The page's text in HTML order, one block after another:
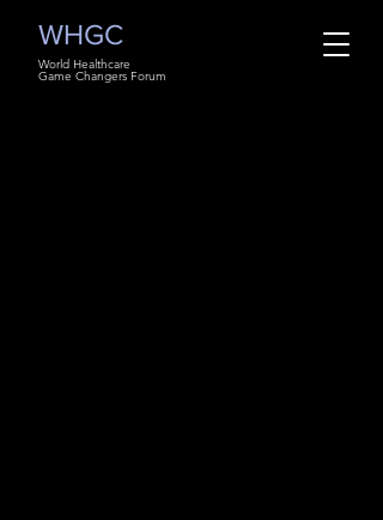
WHGC
World Healthcare
Game Changers Forum